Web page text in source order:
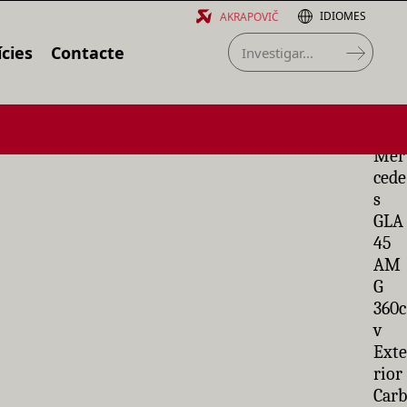
Contacte
IDIOMES
AKRAPOVIČ
Mer
cede
s
GLA
45
AM
G
360c
v
Exte
rior
Carb